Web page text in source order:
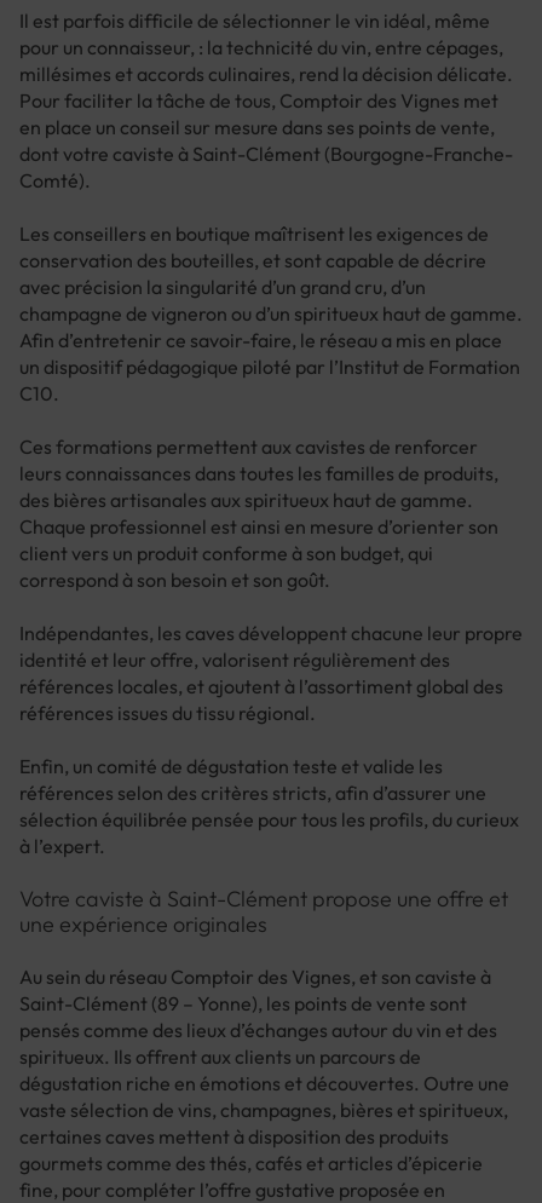
Il est parfois difficile de sélectionner le vin idéal, même
pour un connaisseur, : la technicité du vin, entre cépages,
millésimes et accords culinaires, rend la décision délicate.
Pour faciliter la tâche de tous, Comptoir des Vignes met
en place un conseil sur mesure dans ses points de vente,
dont votre caviste à Saint-Clément (Bourgogne-Franche-
Comté).
Les conseillers en boutique maîtrisent les exigences de
conservation des bouteilles, et sont capable de décrire
avec précision la singularité d’un grand cru, d’un
champagne de vigneron ou d’un spiritueux haut de gamme.
Afin d’entretenir ce savoir-faire, le réseau a mis en place
un dispositif pédagogique piloté par l’Institut de Formation
C10.
Ces formations permettent aux cavistes de renforcer
leurs connaissances dans toutes les familles de produits,
des bières artisanales aux spiritueux haut de gamme.
Chaque professionnel est ainsi en mesure d’orienter son
client vers un produit conforme à son budget, qui
correspond à son besoin et son goût.
Indépendantes, les caves développent chacune leur propre
identité et leur offre, valorisent régulièrement des
références locales, et ajoutent à l’assortiment global des
références issues du tissu régional.
Enfin, un comité de dégustation teste et valide les
références selon des critères stricts, afin d’assurer une
sélection équilibrée pensée pour tous les profils, du curieux
à l’expert.
Votre caviste à Saint-Clément propose une offre et
une expérience originales
Au sein du réseau Comptoir des Vignes, et son caviste à
Saint-Clément (89 – Yonne), les points de vente sont
pensés comme des lieux d’échanges autour du vin et des
spiritueux. Ils offrent aux clients un parcours de
dégustation riche en émotions et découvertes. Outre une
vaste sélection de vins, champagnes, bières et spiritueux,
certaines caves mettent à disposition des produits
gourmets comme des thés, cafés et articles d’épicerie
fine, pour compléter l’offre gustative proposée en